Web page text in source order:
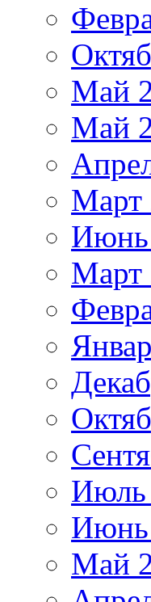
Май
Май
Март
Июнь
Март
Июль
Июнь
Май